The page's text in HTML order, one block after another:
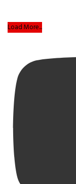
Load More...